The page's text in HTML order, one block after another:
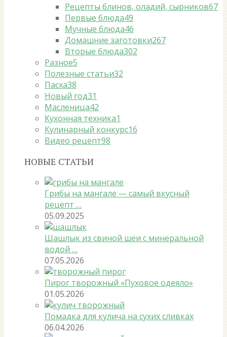
Рецепты блинов, оладий, сырников67
Первые блюда49
Мучные блюда46
Домашние заготовки267
Вторые блюда302
Разное5
Полезные статьи32
Пасха38
Новый год31
Масленица42
Кухонная техника1
Кулинарный конкурс16
Видео рецепт98
НОВЫЕ СТАТЬИ
Грибы на мангале — самый вкусный
рецепт …
05.09.2025
Шашлык из свиной шеи с минеральной
водой …
07.05.2026
Пирог творожный «Пуховое одеяло»
01.05.2026
Помадка для кулича на сухих сливках
06.04.2026